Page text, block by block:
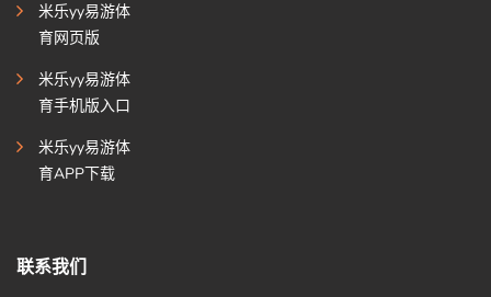
米乐yy易游体
育网页版
米乐yy易游体
育手机版入口
米乐yy易游体
育APP下载
联系我们